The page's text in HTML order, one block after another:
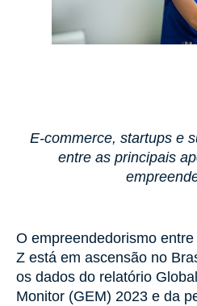
E-commerce, startups e
entre as principais
O empreendedorismo
Z está em ascensão no
os dados do relatório
Monitor (GEM) 2023 e da